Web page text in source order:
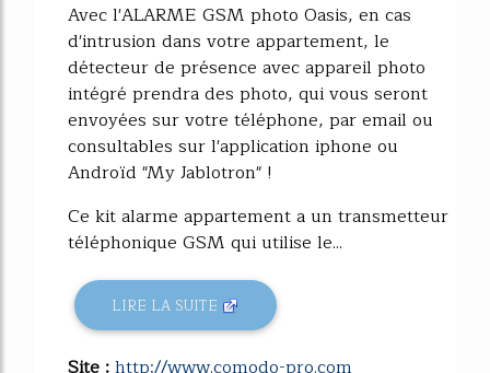
Avec l'ALARME GSM photo Oasis, en cas
d'intrusion dans votre appartement, le
détecteur de présence avec appareil photo
intégré prendra des photo, qui vous seront
envoyées sur votre téléphone, par email ou
consultables sur l'application iphone ou
Androïd "My Jablotron" !
Ce kit alarme appartement a un transmetteur
téléphonique GSM qui utilise le...
LIRE LA SUITE